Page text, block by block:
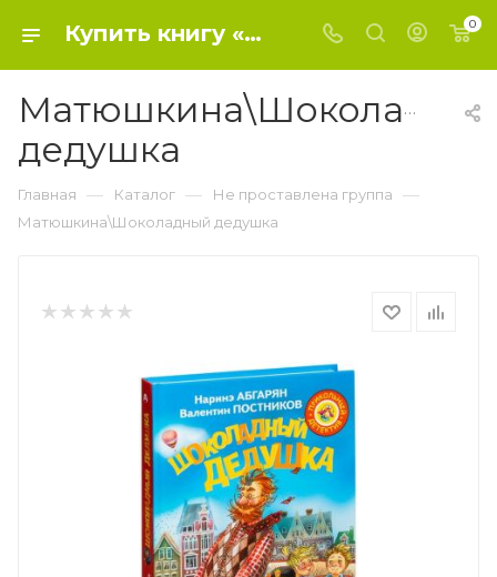
Купить книгу «Матюшкина\Шоколадный дедушка» 2017, Абгарян Н., Постников В.Ю - Не проставлена группа 0
дедушка
Главная — Каталог — Не проставлена группа —
Матюшкина\Шоколадный дедушка